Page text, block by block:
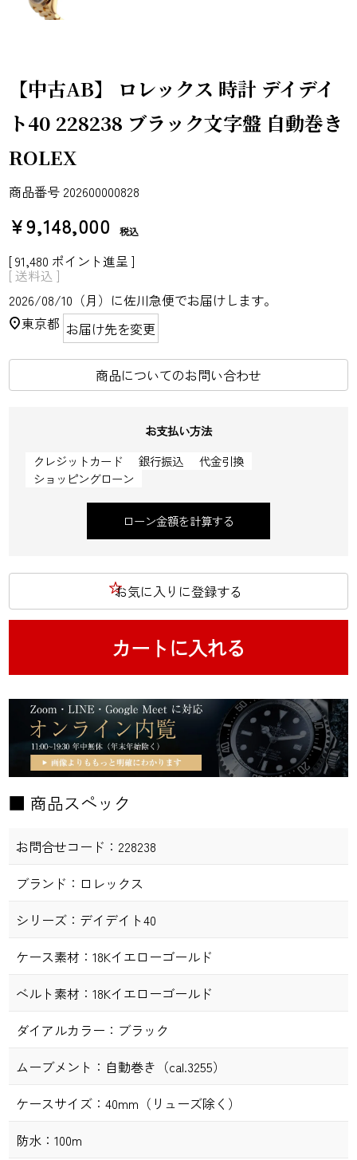
【中古AB】 ロレックス 時計 デイデイ
ト40 228238 ブラック文字盤 自動巻き
ROLEX
商品番号 202600000828
¥9,148,000 税込
[91,480 ポイント進呈 ]
送料込
2026/08/10（月） に佐川急便でお届けします。
東京都 お届け先を変更
商品についてのお問い合わせ
お支払い方法
クレジットカード
銀行振込
代金引換
ショッピングローン
ローン金額を計算する
お気に入りに登録する
カートに入れる
■ 商品スペック
お問合せコード： 228238
ブランド： ロレックス
シリーズ： デイデイト40
ケース素材： 18Kイエローゴールド
ベルト素材： 18Kイエローゴールド
ダイアルカラー： ブラック
ムーブメント： 自動巻き（cal.3255）
ケースサイズ： 40mm（リューズ除く）
防水： 100m